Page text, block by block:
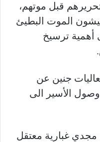
قبل موتهم،
الموت البطيئ
ترسيخ
جنين عن
الأسير الى
مجدي غبارية معتقل